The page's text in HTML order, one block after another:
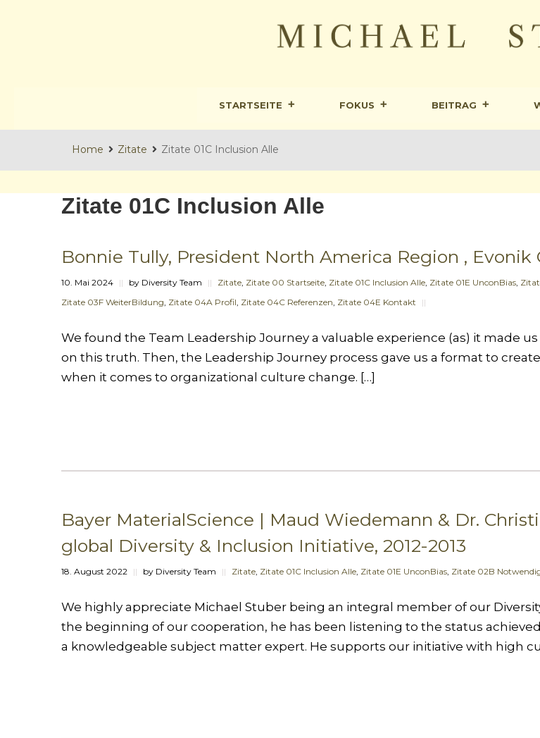
STARTSEITE FOKUS BEITRAG
Home Zitate Zitate 01C Inclusion Alle
Zitate 01C Inclusion Alle
Bonnie Tully, President North America Region , Evonik
10. Mai 2024 || by Diversity Team || Zitate Zitate 00 Startseite Zitate 01C Inclusion Alle Zitate 01E UnconBias
Zitate 03F WeiterBildung Zitate 04A Profil Zitate 04C Referenzen Zitate 04E Kontakt ||
We found the Team Leadership Journey a valuable experience (as) it made
on this truth. Then, the Leadership Journey process gave us a format to
when it comes to organizational culture change. […]
Bayer MaterialScience | Maud Wiedemann & Dr.
global Diversity & Inclusion Initiative, 2012-2013
18. August 2022 || by Diversity Team || Zitate Zitate 01C Inclusion Alle Zitate 01E UnconBias Zitate 02B
We highly appreciate Michael Stuber being an integral member of our
the beginning of our cooperation, he has been listening to the status
a knowledgeable subject matter expert. He supports our initiative with high